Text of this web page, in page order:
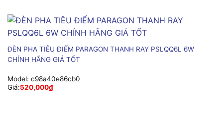
ĐÈN PHA TIÊU ĐIỂM PARAGON THANH RAY PSLQQ6L 6W
CHÍNH HÃNG GIÁ TỐT
Model: c98a40e86cb0
Giá:520,000₫